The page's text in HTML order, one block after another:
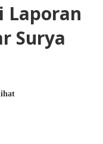
Laporan
Surya